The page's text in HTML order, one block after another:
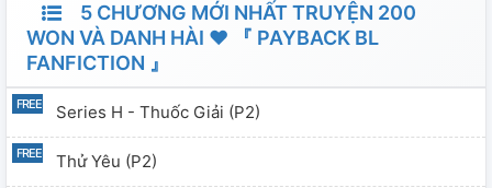
5 CHƯƠNG MỚI NHẤT TRUYỆN 200
WON VÀ DANH HÀI ❤ 『 PAYBACK BL
FANFICTION 』
Series H - Thuốc Giải (P2)
Thử Yêu (P2)